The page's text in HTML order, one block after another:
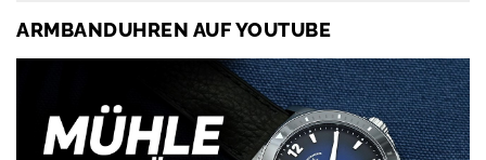
ARMBANDUHREN AUF YOUTUBE